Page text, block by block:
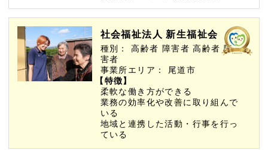
社会福祉法人 新生福祉会
種別： 高齢者 障害者高齢者障
害者
事業所エリア：
尾道市
【特徴】
柔軟な働き方ができる
業務の効率化や改善に取り組んで
いる
地域と連携した活動・行事を行っ
ている